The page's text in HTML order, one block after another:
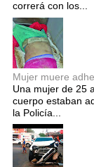
correrá con los...
Mujer muere
Una mujer de 25
cuerpo estaban
la Policía...